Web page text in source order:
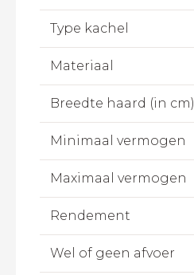
Type kachel
Materiaal
Breedte haard (in cm)
Minimaal vermogen
Maximaal vermogen
Rendement
Wel of geen afvoer